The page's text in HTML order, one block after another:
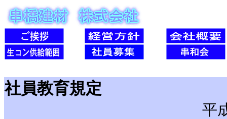
社員教育規定
平成11年2月